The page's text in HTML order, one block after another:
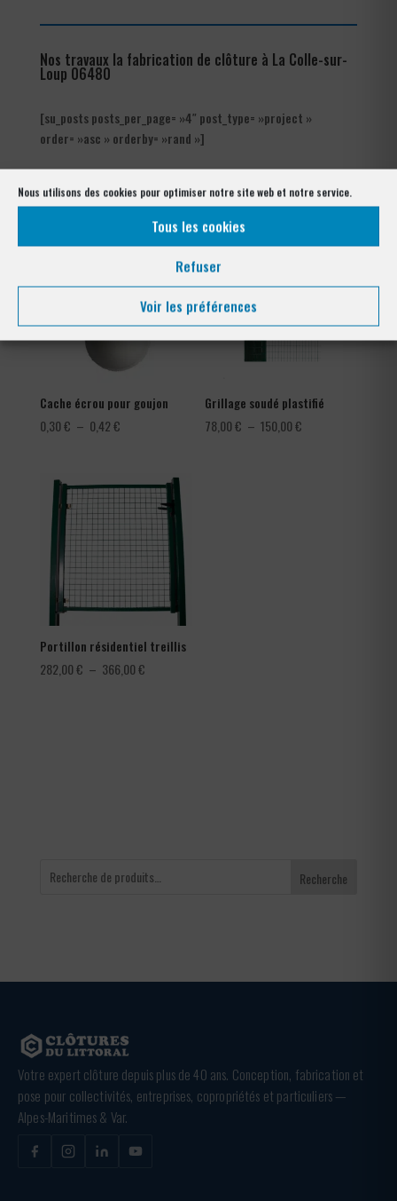
Nous utilisons des cookies pour optimiser notre site web et notre service.
Tous les cookies
Refuser
Voir les préférences
Nos travaux la fabrication de clôture à La Colle-sur-
Loup 06480
[su_posts posts_per_page= »4″ post_type= »project »
order= »asc » orderby= »rand »]
Les produits de clôtures utilisés
à La Colle-sur-Loup 06480
Cache écrou pour goujon
0,30€ – 0,42€Plage
0,30 €
à
Grillage soudé plastifié
78,00€ – 150,00€
Portillon résidentiel treillis
282,00€ – 366,00€Plage
Recherche
Votre expert clôture depuis plus de 40 ans. Conception, fabrication et
pose pour collectivités, entreprises, copropriétés et particuliers —
Alpes-Maritimes & Var.